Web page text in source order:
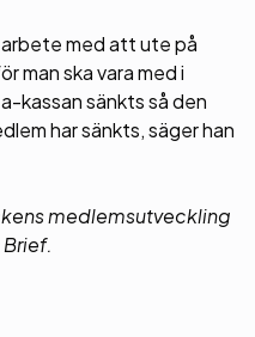
med att ute på
man ska vara med i
kassan sänkts så den
har sänkts, säger han
medlemsutveckling